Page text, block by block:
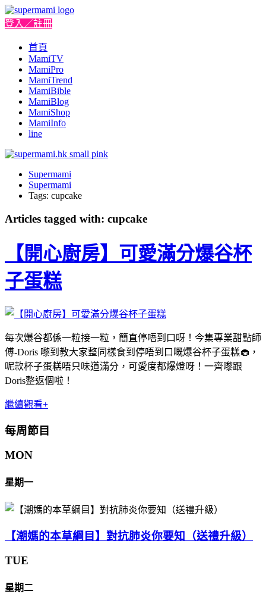
登入／註冊
首頁
MamiTV
MamiPro
MamiTrend
MamiBible
MamiBlog
MamiShop
MamiInfo
line
Supermami
Supermami
Tags: cupcake
Articles tagged with: cupcake
【開心廚房】可愛滿分爆谷杯
子蛋糕
每次爆谷都係一粒接一粒，簡直停唔到口呀！今集專業甜點師
傅-Doris 嚟到教大家整同樣食到停唔到口嘅爆谷杯子蛋糕🧁，
呢款杯子蛋糕唔只味道滿分，可愛度都爆燈呀！一齊嚟跟
Doris整返個啦！
繼續觀看+
每周節目
MON
星期一
【潮媽的本草綱目】對抗肺炎你要知（送禮升級）
TUE
星期二